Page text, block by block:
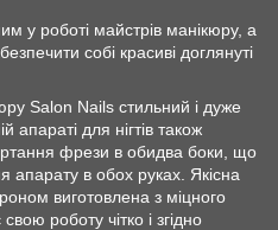
у роботі майстрів манікюру, а
собі красиві доглянуті
Salon Nails стильний і дуже
апараті для нігтів також
фрези в обидва боки, що
апарату в обох руках. Якісна
виготовлена з міцного
роботу чітко і згідно